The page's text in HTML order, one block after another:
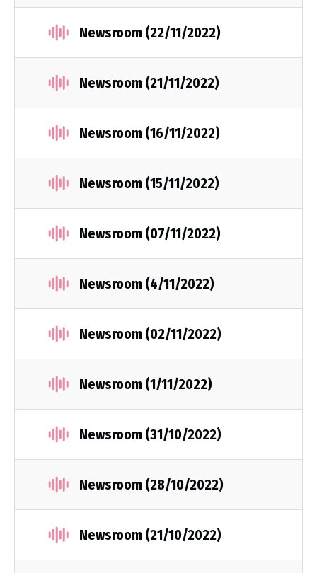
Newsroom (22/11/2022)
Newsroom (21/11/2022)
Newsroom (16/11/2022)
Newsroom (15/11/2022)
Newsroom (07/11/2022)
Newsroom (4/11/2022)
Νewsroom (02/11/2022)
Newsroom (1/11/2022)
Newsroom (31/10/2022)
Newsroom (28/10/2022)
Newsroom (21/10/2022)